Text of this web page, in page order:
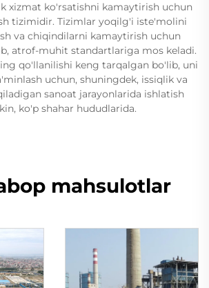
xizmat ko'rsatishni kamaytirish uchun
tizimidir. Tizimlar yoqilg'i iste'molini
va chiqindilarni kamaytirish uchun
atrof-muhit standartlariga mos keladi.
qo'llanilishi keng tarqalgan bo'lib, uni
uchun, shuningdek, issiqlik va
sanoat jarayonlarida ishlatish
ko'p shahar hududlarida.
mahsulotlar